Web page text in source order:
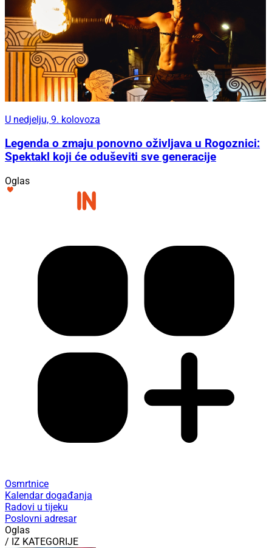
U nedjelju, 9. kolovoza
Legenda o zmaju ponovno oživljava u Rogoznici:
Spektakl koji će oduševiti sve generacije
Oglas
Osmrtnice
Kalendar događanja
Radovi u tijeku
Poslovni adresar
Oglas
/ IZ KATEGORIJE